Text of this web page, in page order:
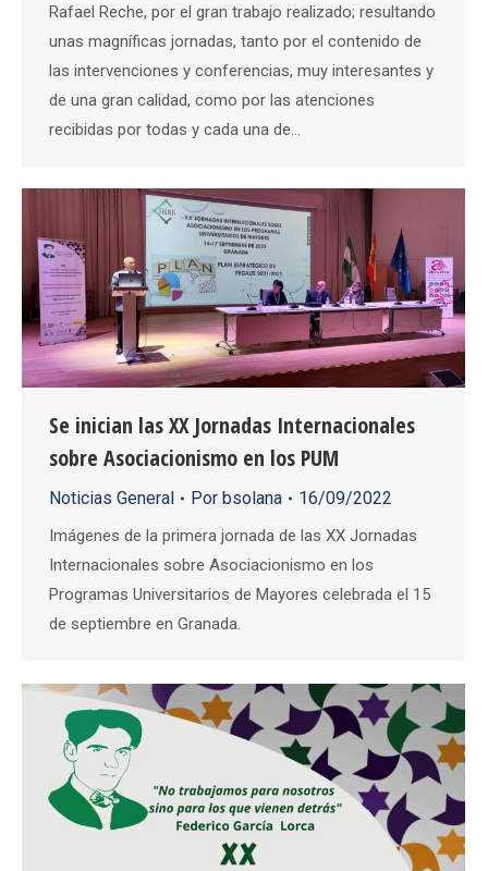
Rafael Reche, por el gran trabajo realizado; resultando
unas magníficas jornadas, tanto por el contenido de
las intervenciones y conferencias, muy interesantes y
de una gran calidad, como por las atenciones
recibidas por todas y cada una de…
Se inician las XX Jornadas Internacionales
sobre Asociacionismo en los PUM
Noticias General Por bsolana 16/09/2022
Imágenes de la primera jornada de las XX Jornadas
Internacionales sobre Asociacionismo en los
Programas Universitarios de Mayores celebrada el 15
de septiembre en Granada.